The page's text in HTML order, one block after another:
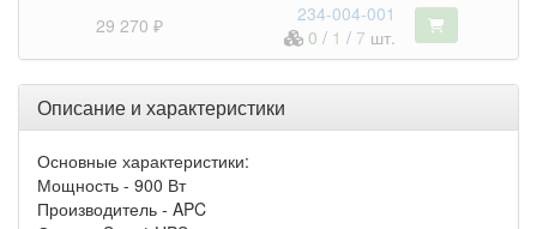
29 270 ₽
234-004-001
0 / 1 / 7 шт.
Описание и характеристики
Основные характеристики:
Мощность - 900 Вт
Производитель - APC